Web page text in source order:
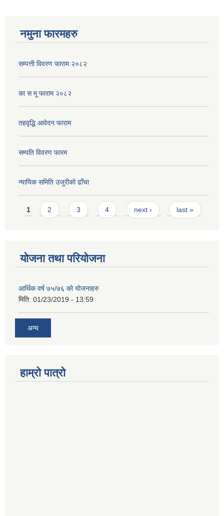
नमुना फारमहरु
सम्पत्ती विवरण फाराम २०८२
का स मू फाराम २०८२
तहवृद्धि आवेदन फाराम
सम्पति विवरण फारम
न्यायिक समिति उजुरीको ढाँचा
Pages
1 2 3 4 next › last »
योजना तथा परियोजना
आर्थिक वर्ष ७५/७६ को योजनाहरु
मिति: 01/23/2019 - 13:59
अन्य
हाम्रो पात्रो